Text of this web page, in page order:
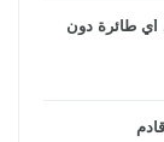
أي طائرة دون